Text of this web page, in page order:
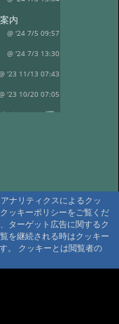
内
@ '24 7/5 09:57
@ '24 7/3 13:30
'23 11/13 07:43
'23 10/20 07:05
クシーの運
'22 12/16 07:18
まで
@ '22 11/3 09:34
ナリティクスによるクッ
ッキーポリシーをご覧くだ
ターゲット広告に関するク
を継続される時はクッキー
。 クッキーとは閲覧者の